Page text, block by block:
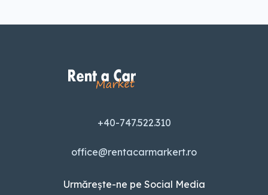
+40-747.522.310
office@rentacarmarkert.ro
Urmărește-ne pe Social Media